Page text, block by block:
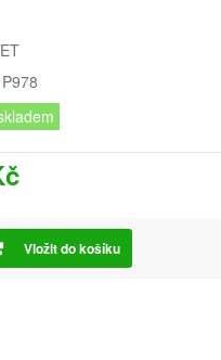
P978
Vložit do košíku